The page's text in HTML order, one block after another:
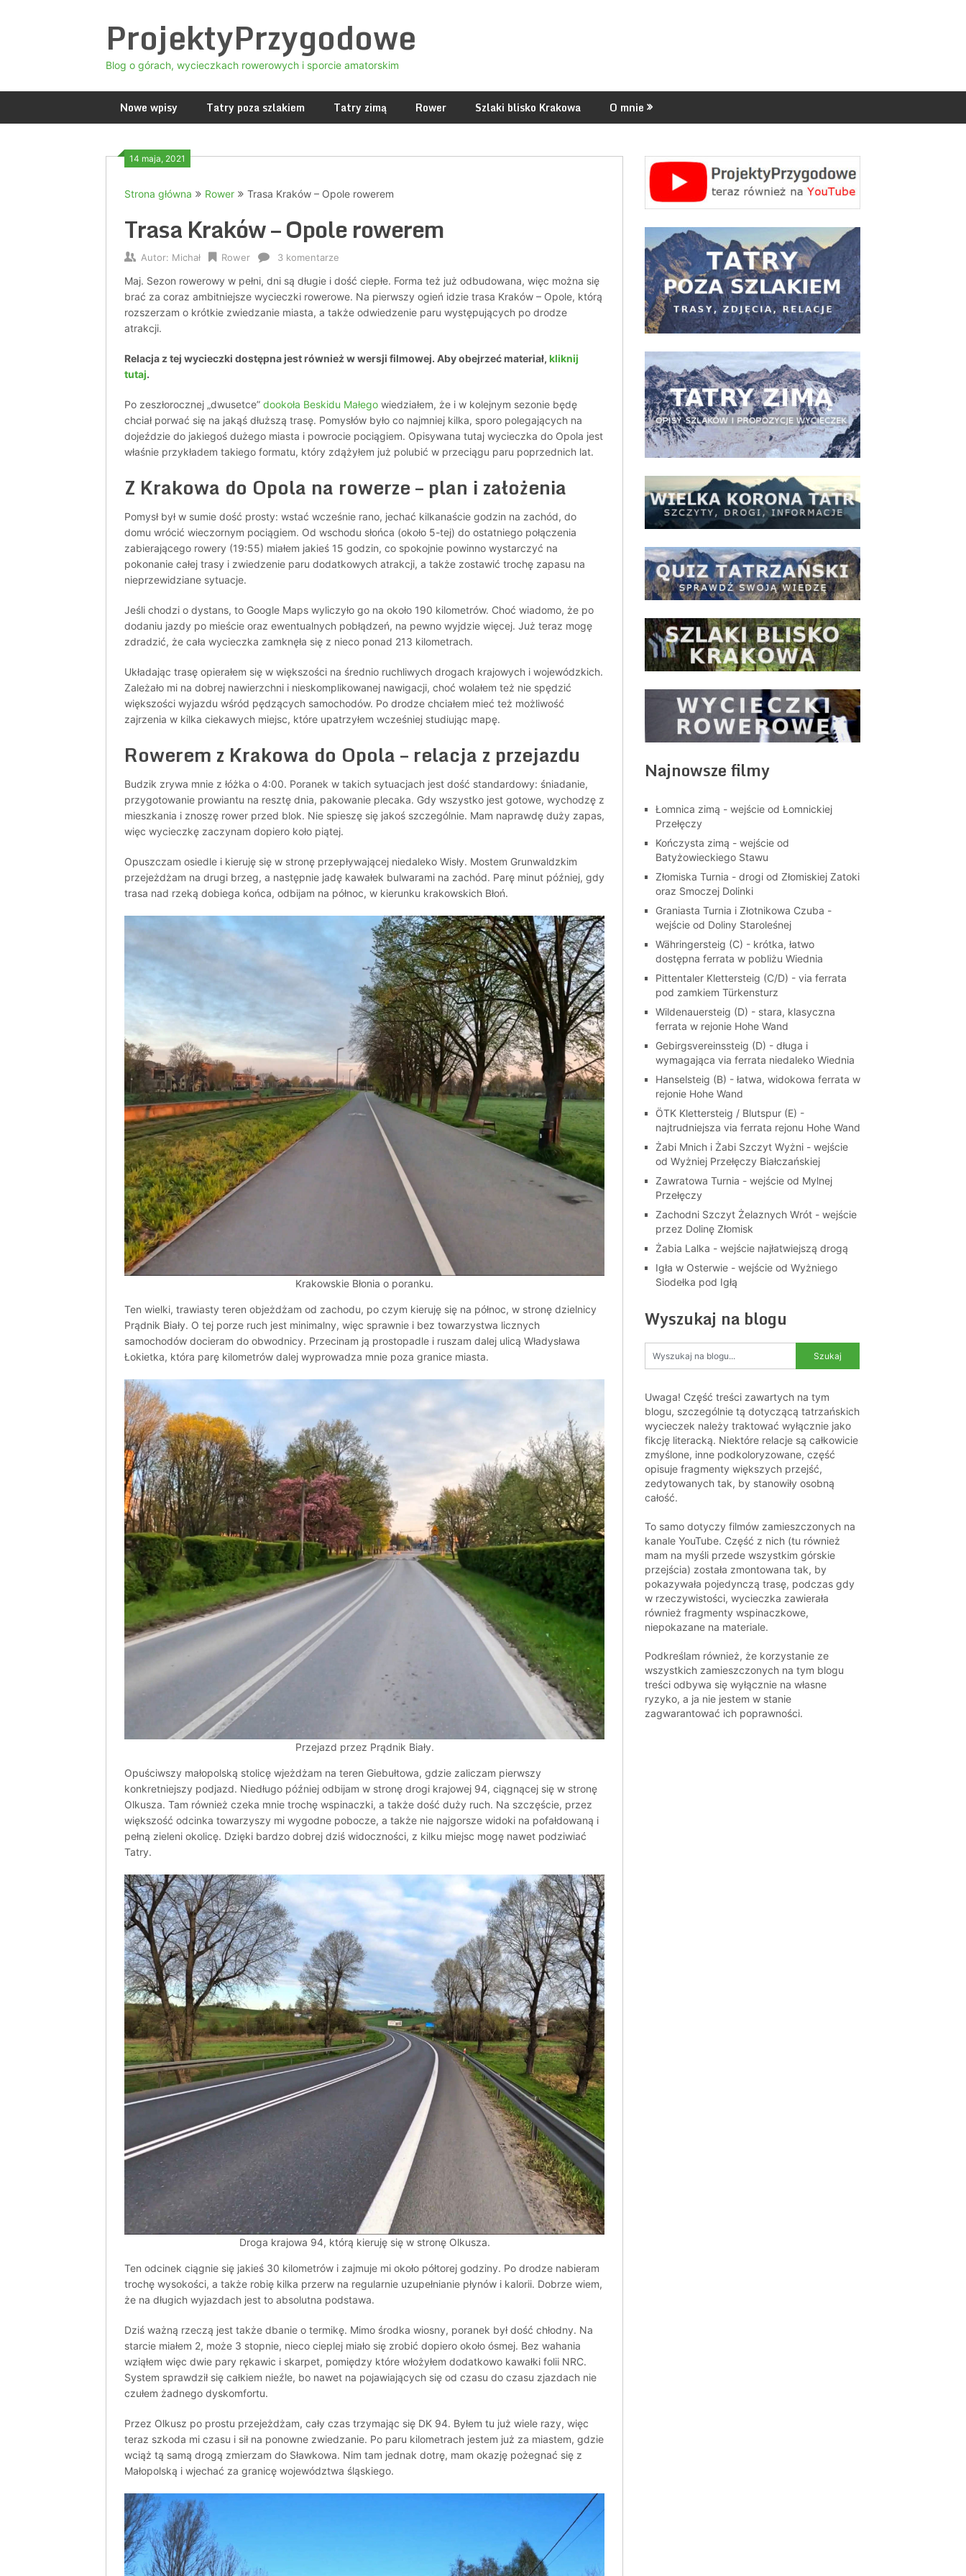
ProjektyPrzygodowe
Blog o górach, wycieczkach rowerowych i sporcie amatorskim
Nowe wpisy Tatry poza szlakiem Tatry zimą Rower Szlaki blisko Krakowa O mnie
14 maja, 2021
Strona główna Rower Trasa Kraków – Opole rowerem
Trasa Kraków – Opole rowerem
Autor: Michał Rower 3 komentarze
Maj. Sezon rowerowy w pełni, dni są długie i dość ciepłe. Forma też już odbudowana, więc można się
brać za coraz ambitniejsze wycieczki rowerowe. Na pierwszy ogień idzie trasa Kraków – Opole, którą
rozszerzam o krótkie zwiedzanie miasta, a także odwiedzenie paru występujących po drodze
atrakcji.
Relacja z tej wycieczki dostępna jest również w wersji filmowej. Aby obejrzeć materiał, kliknij
tutaj.
Po zeszłorocznej „dwusetce” dookoła Beskidu Małego wiedziałem, że i w kolejnym sezonie będę
chciał porwać się na jakąś dłuższą trasę. Pomysłów było co najmniej kilka, sporo polegających na
dojeździe do jakiegoś dużego miasta i powrocie pociągiem. Opisywana tutaj wycieczka do Opola jest
właśnie przykładem takiego formatu, który zdążyłem już polubić w przeciągu paru poprzednich lat.
Z Krakowa do Opola na rowerze – plan i założenia
Pomysł był w sumie dość prosty: wstać wcześnie rano, jechać kilkanaście godzin na zachód, do
domu wrócić wieczornym pociągiem. Od wschodu słońca (około 5-tej) do ostatniego połączenia
zabierającego rowery (19:55) miałem jakieś 15 godzin, co spokojnie powinno wystarczyć na
pokonanie całej trasy i zwiedzenie paru dodatkowych atrakcji, a także zostawić trochę zapasu na
nieprzewidziane sytuacje.
Jeśli chodzi o dystans, to Google Maps wyliczyło go na około 190 kilometrów. Choć wiadomo, że po
dodaniu jazdy po mieście oraz ewentualnych pobłądzeń, na pewno wyjdzie więcej. Już teraz mogę
zdradzić, że cała wycieczka zamknęła się z nieco ponad 213 kilometrach.
Układając trasę opierałem się w większości na średnio ruchliwych drogach krajowych i wojewódzkich.
Zależało mi na dobrej nawierzchni i nieskomplikowanej nawigacji, choć wolałem też nie spędzić
większości wyjazdu wśród pędzących samochodów. Po drodze chciałem mieć też możliwość
zajrzenia w kilka ciekawych miejsc, które upatrzyłem wcześniej studiując mapę.
Rowerem z Krakowa do Opola – relacja z przejazdu
Budzik zrywa mnie z łóżka o 4:00. Poranek w takich sytuacjach jest dość standardowy: śniadanie,
przygotowanie prowiantu na resztę dnia, pakowanie plecaka. Gdy wszystko jest gotowe, wychodzę z
mieszkania i znoszę rower przed blok. Nie spieszę się jakoś szczególnie. Mam naprawdę duży zapas,
więc wycieczkę zaczynam dopiero koło piątej.
Opuszczam osiedle i kieruję się w stronę przepływającej niedaleko Wisły. Mostem Grunwaldzkim
przejeżdżam na drugi brzeg, a następnie jadę kawałek bulwarami na zachód. Parę minut później, gdy
trasa nad rzeką dobiega końca, odbijam na północ, w kierunku krakowskich Błoń.
Krakowskie Błonia o poranku.
Ten wielki, trawiasty teren objeżdżam od zachodu, po czym kieruję się na północ, w stronę dzielnicy
Prądnik Biały. O tej porze ruch jest minimalny, więc sprawnie i bez towarzystwa licznych
samochodów docieram do obwodnicy. Przecinam ją prostopadle i ruszam dalej ulicą Władysława
Łokietka, która parę kilometrów dalej wyprowadza mnie poza granice miasta.
Przejazd przez Prądnik Biały.
Opuściwszy małopolską stolicę wjeżdżam na teren Giebułtowa, gdzie zaliczam pierwszy
konkretniejszy podjazd. Niedługo później odbijam w stronę drogi krajowej 94, ciągnącej się w stronę
Olkusza. Tam również czeka mnie trochę wspinaczki, a także dość duży ruch. Na szczęście, przez
większość odcinka towarzyszy mi wygodne pobocze, a także nie najgorsze widoki na pofałdowaną i
pełną zieleni okolicę. Dzięki bardzo dobrej dziś widoczności, z kilku miejsc mogę nawet podziwiać
Tatry.
Droga krajowa 94, którą kieruję się w stronę Olkusza.
Ten odcinek ciągnie się jakieś 30 kilometrów i zajmuje mi około półtorej godziny. Po drodze nabieram
trochę wysokości, a także robię kilka przerw na regularnie uzupełnianie płynów i kalorii. Dobrze wiem,
że na długich wyjazdach jest to absolutna podstawa.
Dziś ważną rzeczą jest także dbanie o termikę. Mimo środka wiosny, poranek był dość chłodny. Na
starcie miałem 2, może 3 stopnie, nieco cieplej miało się zrobić dopiero około ósmej. Bez wahania
wziąłem więc dwie pary rękawic i skarpet, pomiędzy które włożyłem dodatkowo kawałki folii NRC.
System sprawdził się całkiem nieźle, bo nawet na pojawiających się od czasu do czasu zjazdach nie
czułem żadnego dyskomfortu.
Przez Olkusz po prostu przejeżdżam, cały czas trzymając się DK 94. Byłem tu już wiele razy, więc
teraz szkoda mi czasu i sił na ponowne zwiedzanie. Po paru kilometrach jestem już za miastem, gdzie
wciąż tą samą drogą zmierzam do Sławkowa. Nim tam jednak dotrę, mam okazję pożegnać się z
Małopolską i wjechać za granicę województwa śląskiego.
Najnowsze filmy
Łomnica zimą - wejście od Łomnickiej
Przełęczy
Kończysta zimą - wejście od
Batyżowieckiego Stawu
Złomiska Turnia - drogi od Złomiskiej Zatoki
oraz Smoczej Dolinki
Graniasta Turnia i Złotnikowa Czuba -
wejście od Doliny Staroleśnej
Währingersteig (C) - krótka, łatwo
dostępna ferrata w pobliżu Wiednia
Pittentaler Klettersteig (C/D) - via ferrata
pod zamkiem Türkensturz
Wildenauersteig (D) - stara, klasyczna
ferrata w rejonie Hohe Wand
Gebirgsvereinssteig (D) - długa i
wymagająca via ferrata niedaleko Wiednia
Hanselsteig (B) - łatwa, widokowa ferrata w
rejonie Hohe Wand
ÖTK Klettersteig / Blutspur (E) -
najtrudniejsza via ferrata rejonu Hohe Wand
Żabi Mnich i Żabi Szczyt Wyżni - wejście
od Wyżniej Przełęczy Białczańskiej
Zawratowa Turnia - wejście od Mylnej
Przełęczy
Zachodni Szczyt Żelaznych Wrót - wejście
przez Dolinę Złomisk
Żabia Lalka - wejście najłatwiejszą drogą
Igła w Osterwie - wejście od Wyżniego
Siodełka pod Igłą
Wyszukaj na blogu
Uwaga! Część treści zawartych na tym
blogu, szczególnie tą dotyczącą tatrzańskich
wycieczek należy traktować wyłącznie jako
fikcję literacką. Niektóre relacje są całkowicie
zmyślone, inne podkoloryzowane, część
opisuje fragmenty większych przejść,
zedytowanych tak, by stanowiły osobną
całość.
To samo dotyczy filmów zamieszczonych na
kanale YouTube. Część z nich (tu również
mam na myśli przede wszystkim górskie
przejścia) została zmontowana tak, by
pokazywała pojedynczą trasę, podczas gdy
w rzeczywistości, wycieczka zawierała
również fragmenty wspinaczkowe,
niepokazane na materiale.
Podkreślam również, że korzystanie ze
wszystkich zamieszczonych na tym blogu
treści odbywa się wyłącznie na własne
ryzyko, a ja nie jestem w stanie
zagwarantować ich poprawności.